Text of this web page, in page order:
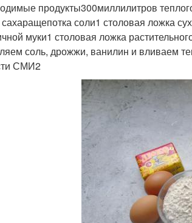
продукты300миллилитров
соли1 столовая ложка
муки1 столовая ложка
соль, дрожжи, ванилин и вливаем
СМИ2